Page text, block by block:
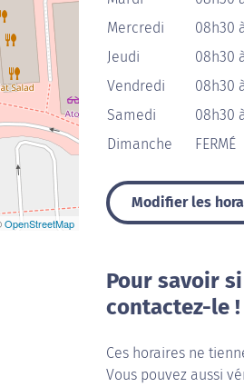
OpenStreetMap
Mercredi
08h30
Jeudi
08h30
Vendredi
08h30
Samedi
08h30
Dimanche
FERMÉ
Modifier les
Pour savoir
contactez-le !
Ces horaires ne
Vous pouvez aussi